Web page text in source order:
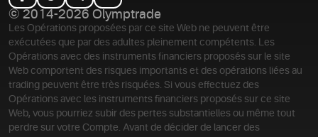
© 2014-2026 Olymptrade
Les Opérations proposées par ce site Web ne peuvent être
exécutées que par des adultes pleinement compétents. Les
Opérations avec des instruments financiers proposés sur le site
Web comportent des risques importants et des opérations liées au
trading peuvent être très risquées. Si vous effectuez des
Opérations avec les instruments financiers proposés sur ce site
Web, vous pourriez subir des pertes substantielles ou même tout
perdre sur votre Compte. Avant de décider de lancer des